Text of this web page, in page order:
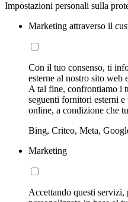
Impostazioni personali sulla
Marketing attraverso il
Con il tuo consenso, ti
esterne al nostro sito web
A tal fine, confrontiamo i
seguenti fornitori esterni
online, a condizione che
Bing, Criteo, Meta,
Marketing
Accettando questi